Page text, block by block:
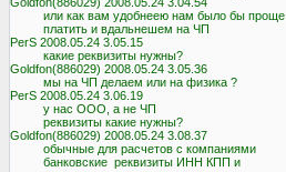
          или как вам удобнеею нам было бы проще
          платить и вдальнешем на ЧП
PerS 2008.05.24 3.05.15
          какие реквизиты нужны?
Goldfon(886029) 2008.05.24 3.05.36
          мы на ЧП делаем или на физика ?
PerS 2008.05.24 3.06.19
          у нас ООО, а не ЧП
          реквизиты какие нужны?
Goldfon(886029) 2008.05.24 3.08.37
          обычные для расчетов с компаниями
          банковские  реквизиты ИНН КПП и